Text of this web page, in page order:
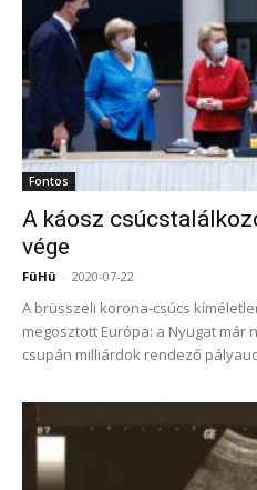
Fontos
A káosz
vége
FüHü - 2020-07-22
A brüsszeli korona-csúcs
megosztott Európa: a Nyugat már
csupán milliárdok rendező